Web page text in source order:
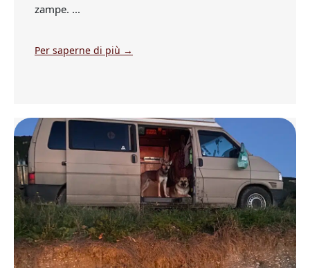
zampe. ...
Per saperne di più →